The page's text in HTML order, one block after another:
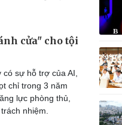
in
Vũ
Việt
cửa" cho tội
sự hỗ trợ của AI,
chỉ trong 3 năm
lực phòng thủ,
nhiệm.